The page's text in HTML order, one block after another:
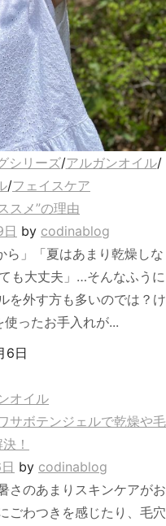
シリーズ/アルガンオイル/
/フェイスケア
スメ”の理由
by codinablog
ら」「夏はあまり乾燥しな
も大丈夫」…そんなふうに
を外す方も多いのでは？け
ったお手入れが...
6日
オイル
サボテンジェルで乾燥や毛
！
by codinablog
さのあまりスキンケアがお
ごわつきを感じたり、毛穴